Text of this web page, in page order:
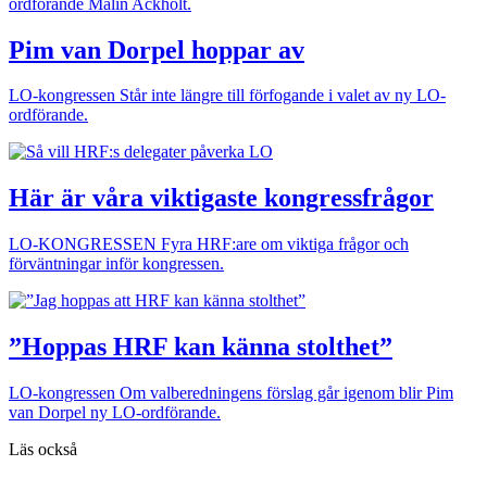
Pim van Dorpel hoppar av
LO-kongressen Står inte längre till förfogande i valet av ny LO-
ordförande.
Här är våra viktigaste kongressfrågor
LO-KONGRESSEN Fyra HRF:are om viktiga frågor och
förväntningar inför kongressen.
”Hoppas HRF kan känna stolthet”
LO-kongressen Om valberedningens förslag går igenom blir Pim
van Dorpel ny LO-ordförande.
Läs också